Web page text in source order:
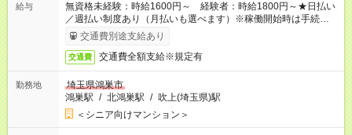
給与
無資格未経験：時給1600円～ 経験者：時給1800円～★日払い
／週払い制度あり（月払いも選べます）※稼働開始時は手続き完
了次第のお支払いとなります。
交通費別途支給あり
交通費 交通費全額支給※規定有
勤務地
埼玉県鴻巣市
鴻巣駅 / 北鴻巣駅 / 吹上(埼玉県)駅
＜シニア向けマンション＞